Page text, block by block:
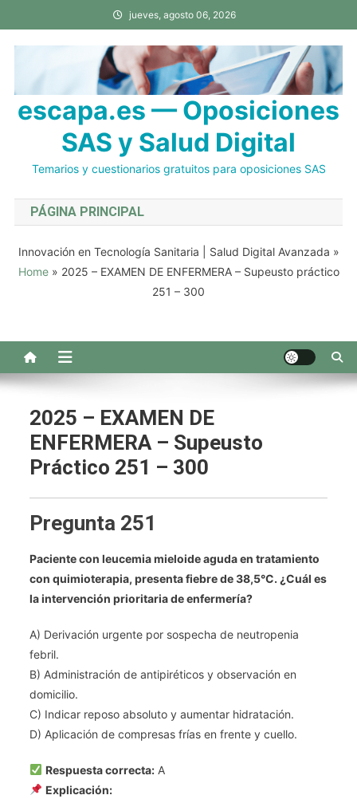
al
contenido
jueves, agosto 06, 2026
escapa.es — Oposiciones
SAS y Salud Digital
Temarios y cuestionarios gratuitos para oposiciones SAS
PÁGINA PRINCIPAL
Innovación en Tecnología Sanitaria | Salud Digital Avanzada »
Home » 2025 – EXAMEN DE ENFERMERA – Supeusto práctico
251 – 300
2025 – EXAMEN DE
ENFERMERA – Supeusto
Práctico 251 – 300
Pregunta 251
Paciente con leucemia mieloide aguda en tratamiento
con quimioterapia, presenta fiebre de 38,5°C. ¿Cuál es
la intervención prioritaria de enfermería?
A) Derivación urgente por sospecha de neutropenia
febril.
B) Administración de antipiréticos y observación en
domicilio.
C) Indicar reposo absoluto y aumentar hidratación.
D) Aplicación de compresas frías en frente y cuello.
Respuesta correcta: A
Explicación: